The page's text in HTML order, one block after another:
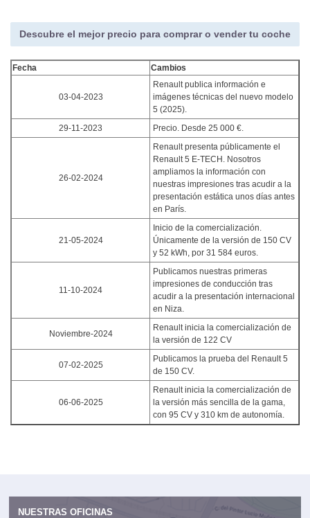
Descubre el mejor precio para comprar o vender tu coche
Fecha Cambios
03-04-2023
Renault publica información e
imágenes técnicas del nuevo modelo
5 (2025).
29-11-2023
Precio. Desde 25 000 €.
26-02-2024
Renault presenta públicamente el
Renault 5 E-TECH. Nosotros
ampliamos la información con
nuestras impresiones tras acudir a la
presentación estática unos días antes
en París.
21-05-2024
Inicio de la comercialización.
Únicamente de la versión de 150 CV
y 52 kWh, por 31 584 euros.
11-10-2024
Publicamos nuestras primeras
impresiones de conducción tras
acudir a la presentación internacional
en Niza.
Noviembre-2024
Renault inicia la comercialización de
la versión de 122 CV
07-02-2025
Publicamos la prueba del Renault 5
de 150 CV.
06-06-2025
Renault inicia la comercialización de
la versión más sencilla de la gama,
con 95 CV y 310 km de autonomía.
NUESTRAS OFICINAS